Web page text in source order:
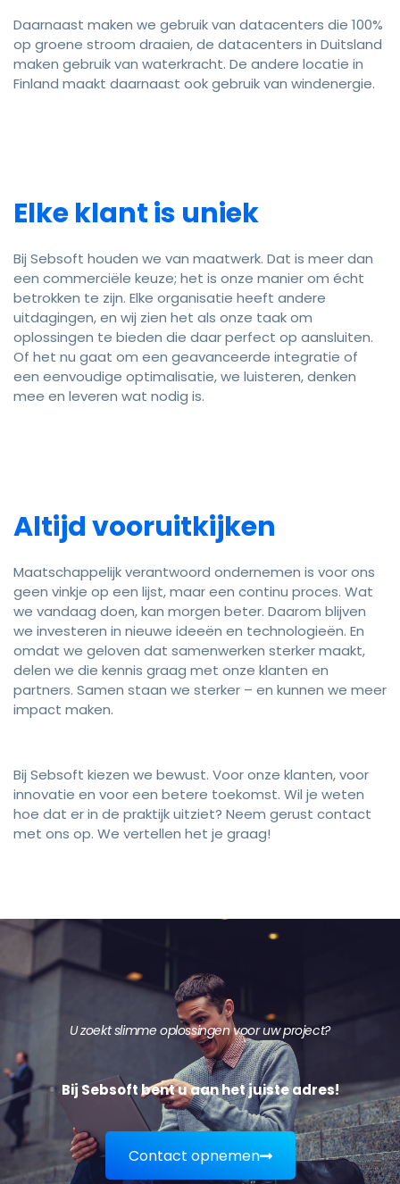
Daarnaast maken we gebruik van datacenters die 100%
op groene stroom draaien, de datacenters in Duitsland
maken gebruik van waterkracht. De andere locatie in
Finland maakt daarnaast ook gebruik van windenergie.
Elke klant is uniek
Bij Sebsoft houden we van maatwerk. Dat is meer dan
een commerciële keuze; het is onze manier om écht
betrokken te zijn. Elke organisatie heeft andere
uitdagingen, en wij zien het als onze taak om
oplossingen te bieden die daar perfect op aansluiten.
Of het nu gaat om een geavanceerde integratie of
een eenvoudige optimalisatie, we luisteren, denken
mee en leveren wat nodig is.
Altijd vooruitkijken
Maatschappelijk verantwoord ondernemen is voor ons
geen vinkje op een lijst, maar een continu proces. Wat
we vandaag doen, kan morgen beter. Daarom blijven
we investeren in nieuwe ideeën en technologieën. En
omdat we geloven dat samenwerken sterker maakt,
delen we die kennis graag met onze klanten en
partners. Samen staan we sterker – en kunnen we meer
impact maken.
Bij Sebsoft kiezen we bewust. Voor onze klanten, voor
innovatie en voor een betere toekomst. Wil je weten
hoe dat er in de praktijk uitziet? Neem gerust contact
met ons op. We vertellen het je graag!
U zoekt slimme oplossingen voor uw project?
Bij Sebsoft bent u aan het juiste adres!
Contact opnemen